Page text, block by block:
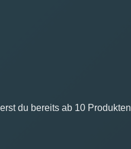
du bereits ab 10 Produkten